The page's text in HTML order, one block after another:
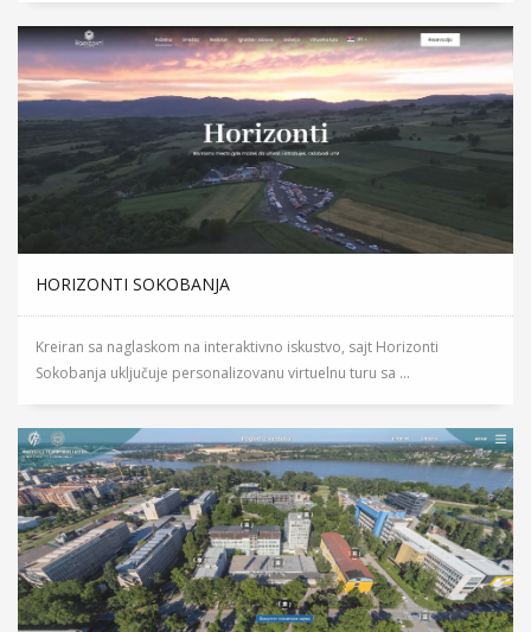
HORIZONTI SOKOBANJA
Kreiran sa naglaskom na interaktivno iskustvo, sajt Horizonti
Sokobanja uključuje personalizovanu virtuelnu turu sa ...